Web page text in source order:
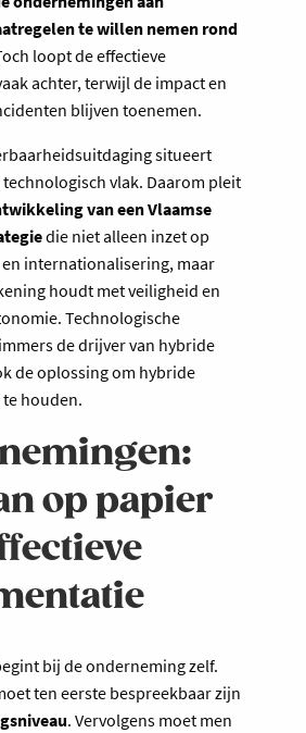
te willen nemen rond
loopt de effectieve
achter, terwijl de impact en
blijven toenemen.
situeert
vlak. Daarom pleit
van een Vlaamse
die niet alleen inzet op
internationalisering, maar
houdt met veiligheid en
Technologische
de drijver van hybride
de oplossing om hybride
houden.
op papier
bij de onderneming zelf.
ten eerste bespreekbaar zijn
. Vervolgens moet men